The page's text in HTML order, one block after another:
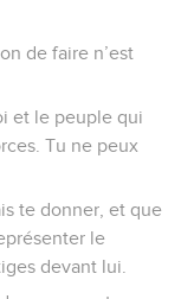
de faire n’est
et le peuple qui
Tu ne peux
te donner, et que
le
devant lui.